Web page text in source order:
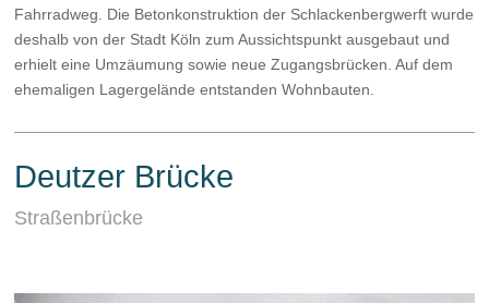
Fahrradweg. Die Betonkonstruktion der Schlackenbergwerft wurde
deshalb von der Stadt Köln zum Aussichtspunkt ausgebaut und
erhielt eine Umzäumung sowie neue Zugangsbrücken. Auf dem
ehemaligen Lagergelände entstanden Wohnbauten.
Deutzer Brücke
Straßenbrücke